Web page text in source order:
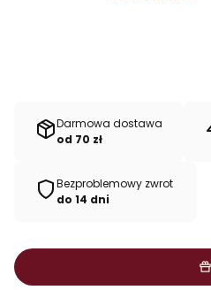
Darmowa dostawa
od 70 zł
Bezproblemowy zwrot
do 14 dni